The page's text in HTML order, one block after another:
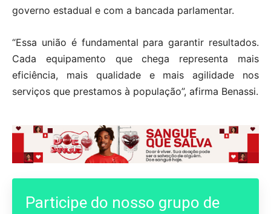
governo estadual e com a bancada parlamentar.
“Essa união é fundamental para garantir resultados.
Cada equipamento que chega representa mais
eficiência, mais qualidade e mais agilidade nos
serviços que prestamos à população”, afirma Benassi.
Participe do nosso grupo de